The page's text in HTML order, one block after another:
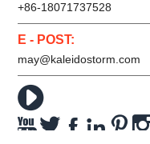
+86-18071737528
E - POST:
may@kaleidostorm.com

    